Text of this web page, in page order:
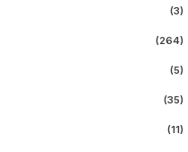
(3)
(264)
(5)
(35)
(11)